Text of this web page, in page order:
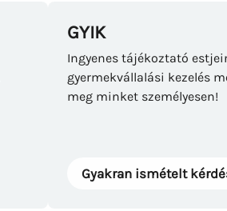
GYIK
Ingyenes tájékoztató
gyermekvállalási kezelés
meg minket személyesen!
Gyakran ismételt